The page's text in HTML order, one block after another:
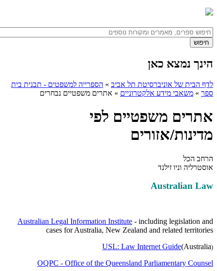
הינך נמצא כאן
לדף הבית של אוניברסיטת תל אביב » הספרייה למשפטים - תבנית בית
ספר » משאבי מידע אלקטרוניים » אתרים משפטיים נבחרים
אתרים משפטיים לפי
מדינות/אזורים
הרחב הכל
אוסטרליה וניו זילנד
Australian Law
Australian Legal Information Institute - including legislation and
cases for Australia, New Zealand and related territories
(
USL: Law Internet Guide(Australia
OQPC - Office of the Queensland Parliamentary Counsel